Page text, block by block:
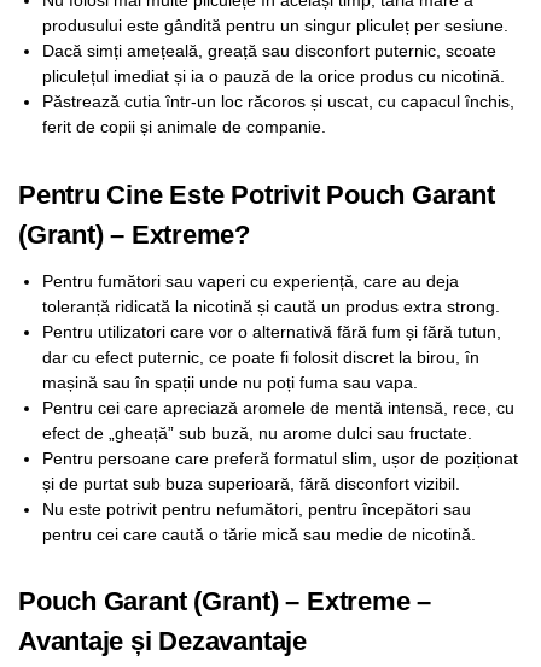
produsului este gândită pentru un singur pliculeț per sesiune.
Dacă simți amețeală, greață sau disconfort puternic, scoate
pliculețul imediat și ia o pauză de la orice produs cu nicotină.
Păstrează cutia într-un loc răcoros și uscat, cu capacul închis,
ferit de copii și animale de companie.
Pentru Cine Este Potrivit Pouch Garant
(Grant) – Extreme?
Pentru fumători sau vaperi cu experiență, care au deja
toleranță ridicată la nicotină și caută un produs extra strong.
Pentru utilizatori care vor o alternativă fără fum și fără tutun,
dar cu efect puternic, ce poate fi folosit discret la birou, în
mașină sau în spații unde nu poți fuma sau vapa.
Pentru cei care apreciază aromele de mentă intensă, rece, cu
efect de „gheață” sub buză, nu arome dulci sau fructate.
Pentru persoane care preferă formatul slim, ușor de poziționat
și de purtat sub buza superioară, fără disconfort vizibil.
Nu este potrivit pentru nefumători, pentru începători sau
pentru cei care caută o tărie mică sau medie de nicotină.
Pouch Garant (Grant) – Extreme –
Avantaje și Dezavantaje